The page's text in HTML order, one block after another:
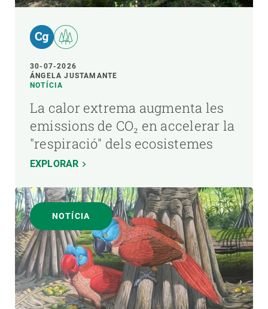
30-07-2026
ÁNGELA JUSTAMANTE
NOTÍCIA
La calor extrema augmenta les
emissions de CO₂ en accelerar la
"respiració" dels ecosistemes
EXPLORAR
NOTÍCIA